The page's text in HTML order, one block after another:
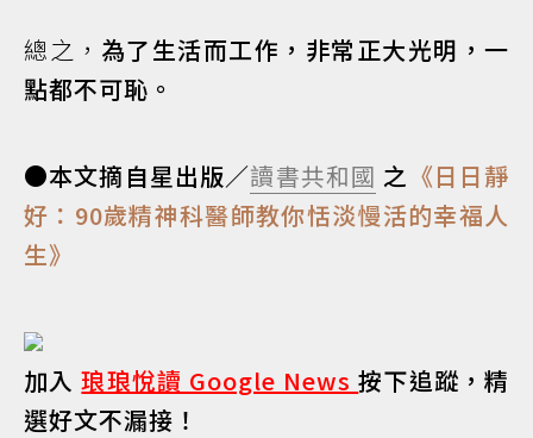
總之， 為了生活而工作，非常正大光明，一
點都不可恥。
●本文摘自星出版／讀書共和國 之 《日日靜
好：90歲精神科醫師教你恬淡慢活的幸福人
生》
加入琅琅悅讀 Google News按下追蹤，精
選好文不漏接！